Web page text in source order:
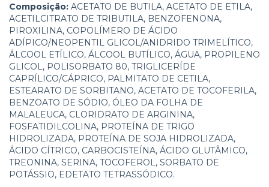
Composição: ACETATO DE BUTILA, ACETATO DE ETILA,
ACETILCITRATO DE TRIBUTILA, BENZOFENONA,
PIROXILINA, COPOLÍMERO DE ÁCIDO
ADÍPICO/NEOPENTIL GLICOL/ANIDRIDO TRIMELÍTICO,
ÁLCOOL ETÍLICO, ÁLCOOL BUTÍLICO, ÁGUA, PROPILENO
GLICOL, POLISORBATO 80, TRIGLICERÍDE
CAPRÍLICO/CÁPRICO, PALMITATO DE CETILA,
ESTEARATO DE SORBITANO, ACETATO DE TOCOFERILA,
BENZOATO DE SÓDIO, ÓLEO DA FOLHA DE
MALALEUCA, CLORIDRATO DE ARGININA,
FOSFATIDILCOLINA, PROTEÍNA DE TRIGO
HIDROLIZADA, PROTEÍNA DE SOJA HIDROLIZADA,
ÁCIDO CÍTRICO, CARBOCISTEÍNA, ÁCIDO GLUTÂMICO,
TREONINA, SERINA, TOCOFEROL, SORBATO DE
POTÁSSIO, EDETATO TETRASSÓDICO.